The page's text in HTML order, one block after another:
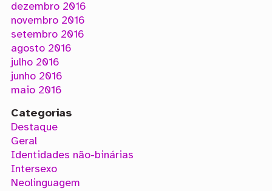
dezembro 2016
novembro 2016
setembro 2016
agosto 2016
julho 2016
junho 2016
maio 2016
Categorias
Destaque
Geral
Identidades não-binárias
Intersexo
Neolinguagem